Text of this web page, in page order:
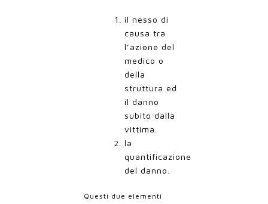
il nesso di
causa tra
l’azione del
medico o
della
struttura ed
il danno
subito dalla
vittima.
la
quantificazione
del danno.
Questi due elementi